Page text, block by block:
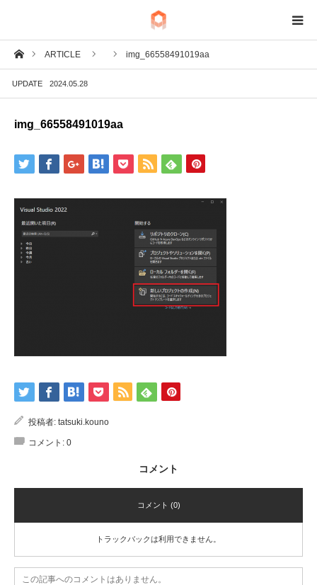
ホームARTICLE img_66558491019aa
UPDATE 2024.05.28
img_66558491019aa
投稿者: tatsuki.kouno
コメント: 0
コメント
コメント (0)
トラックバックは利用できません。
この記事へのコメントはありません。
BIM
IoT